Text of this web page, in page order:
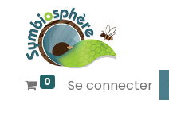
0 Se connecter